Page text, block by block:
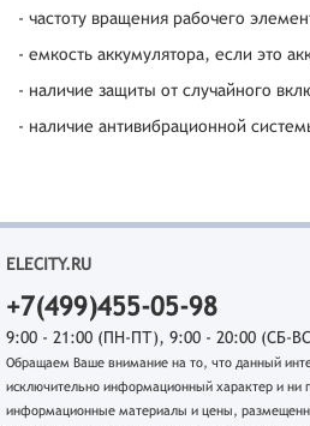
- частоту вращения рабочего
- емкость аккумулятора, если это
- наличие защиты от случайного
- наличие антивибрационной
ELECITY.RU
+7(499)455-05-98
9:00 - 21:00 (ПН-ПТ), 9:00 - 20:00 (СБ-
Обращаем Ваше внимание на то, что данный
исключительно информационный характер и ни
информационные материалы и цены,